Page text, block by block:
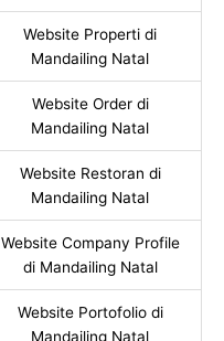
Website Properti di
Mandailing Natal
Website Order di
Mandailing Natal
Website Restoran di
Mandailing Natal
Website Company Profile
di Mandailing Natal
Website Portofolio di
Mandailing Natal